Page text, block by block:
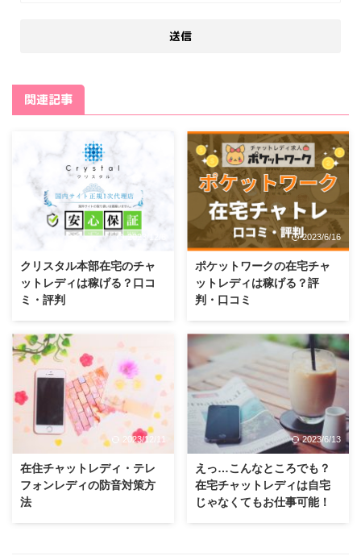
関連記事
2023/12/6
クリスタル本部在宅のチャ
ットレディは稼げる？口コ
ミ・評判
2023/6/16
ポケットワークの在宅チャ
ットレディは稼げる？評
判・口コミ
2023/12/11
在住チャットレディ・テレ
フォンレディの防音対策方
法
2023/6/13
えっ…こんなところでも？
在宅チャットレディは自宅
じゃなくてもお仕事可能！